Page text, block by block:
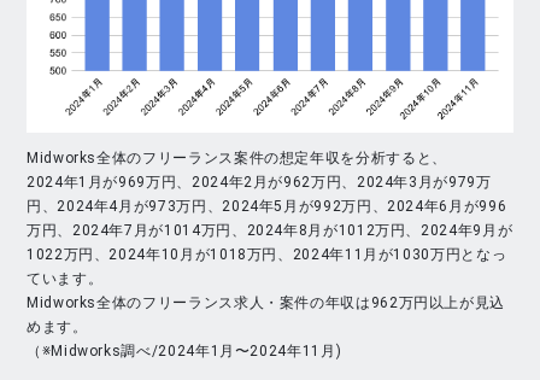
Midworks全体のフリーランス案件の想定年収を分析すると、
2024年1月が969万円、2024年2月が962万円、2024年3月が979万
円、2024年4月が973万円、2024年5月が992万円、2024年6月が996
万円、2024年7月が1014万円、2024年8月が1012万円、2024年9月が
1022万円、2024年10月が1018万円、2024年11月が1030万円となっ
ています。
Midworks全体のフリーランス求人・案件の年収は962万円以上が見込
めます。
（※Midworks調べ/2024年1月〜2024年11月)